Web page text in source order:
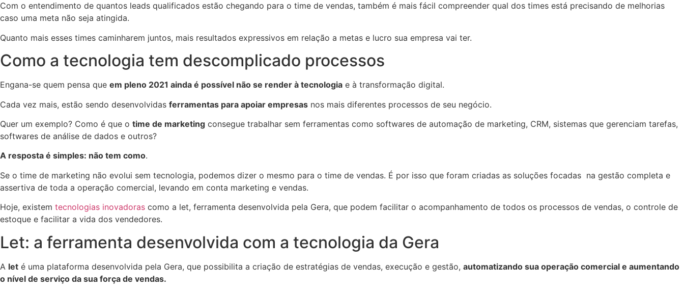
Com o entendimento de quantos leads qualificados estão chegando para o time de vendas, também é mais fácil compreender qual dos times está precisando de melhorias
caso uma meta não seja atingida.
Quanto mais esses times caminharem juntos, mais resultados expressivos em relação a metas e lucro sua empresa vai ter.
Como a tecnologia tem descomplicado processos
Engana-se quem pensa que em pleno 2021 ainda é possível não se render à tecnologia e à transformação digital.
Cada vez mais, estão sendo desenvolvidas ferramentas para apoiar empresas nos mais diferentes processos de seu negócio.
Quer um exemplo? Como é que o time de marketing consegue trabalhar sem ferramentas como softwares de automação de marketing, CRM, sistemas que gerenciam tarefas,
softwares de análise de dados e outros?
A resposta é simples: não tem como.
Se o time de marketing não evolui sem tecnologia, podemos dizer o mesmo para o time de vendas. É por isso que foram criadas as soluções focadas na gestão completa e
assertiva de toda a operação comercial, levando em conta marketing e vendas.
Hoje, existem tecnologias inovadoras como a let, ferramenta desenvolvida pela Gera, que podem facilitar o acompanhamento de todos os processos de vendas, o controle de
estoque e facilitar a vida dos vendedores.
Let: a ferramenta desenvolvida com a tecnologia da Gera
A let é uma plataforma desenvolvida pela Gera, que possibilita a criação de estratégias de vendas, execução e gestão, automatizando sua operação comercial e aumentando
o nível de serviço da sua força de vendas.